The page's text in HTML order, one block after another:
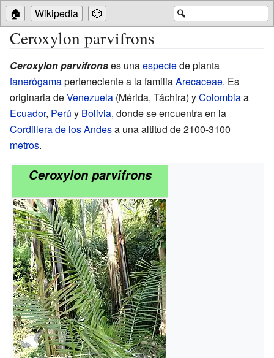
🔍
🏠 Wikipedia 🎲
Ceroxylon parvifrons
Ceroxylon parvifronses unaespeciede planta
fanerógamaperteneciente a la familiaArecaceae. Es
originaria deVenezuela (Mérida, Táchira) yColombiaa
Ecuador, Perú y Bolivia, donde se encuentra en la
Cordillera de los Andesa una altitud de 2100-3100
metros.
Ceroxylon parvifrons